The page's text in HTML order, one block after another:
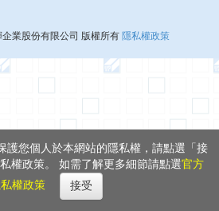
企業股份有限公司 版權所有 隱私權政策
護您個人於本網站的隱私權，請點選「接
權政策。 如需了解更多細節請點選官方
權政策
接受